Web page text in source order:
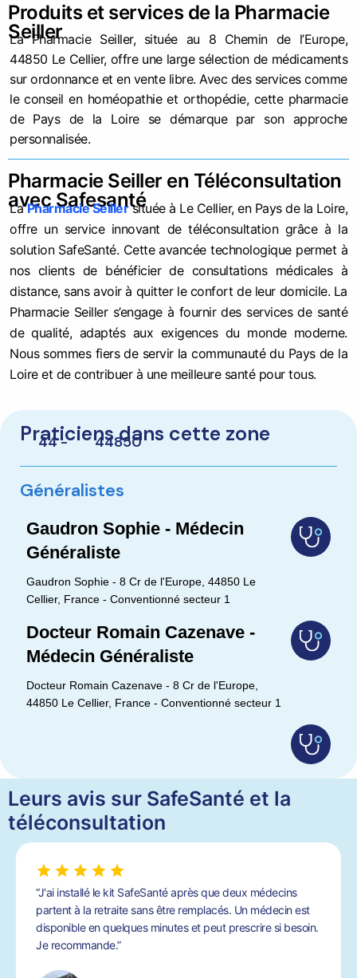
Produits et services de la Pharmacie
Seiller
La Pharmacie Seiller, située au 8 Chemin de l’Europe,
44850 Le Cellier, offre une large sélection de médicaments
sur ordonnance et en vente libre. Avec des services comme
le conseil en homéopathie et orthopédie, cette pharmacie
de Pays de la Loire se démarque par son approche
personnalisée.
Pharmacie Seiller en Téléconsultation
avec Safesanté
LaPharmacie Seillersituée à Le Cellier, en Pays de la Loire,
offre un service innovant de téléconsultation grâce à la
solution SafeSanté. Cette avancée technologique permet à
nos clients de bénéficier de consultations médicales à
distance, sans avoir à quitter le confort de leur domicile. La
Pharmacie Seiller s’engage à fournir des services de santé
de qualité, adaptés aux exigences du monde moderne.
Nous sommes fiers de servir la communauté du Pays de la
Loire et de contribuer à une meilleure santé pour tous.
Praticiens dans cette zone
44 - 44850
Généralistes
Gaudron Sophie - Médecin
Généraliste
Gaudron Sophie - 8 Cr de l'Europe, 44850 Le
Cellier, France - Conventionné secteur 1
Docteur Romain Cazenave -
Médecin Généraliste
Docteur Romain Cazenave - 8 Cr de l'Europe,
44850 Le Cellier, France - Conventionné secteur 1
Leurs avis sur SafeSanté et la
téléconsultation
“J'ai installé le kit SafeSanté après que deux médecins
partent à la retraite sans être remplacés. Un médecin est
disponible en quelques minutes et peut prescrire si besoin.
Je recommande.”